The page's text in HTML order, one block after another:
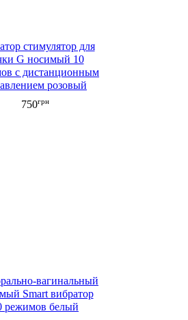
стимулятор для
G носимый 10
с дистанционным
розовый
750грн
вагинальный
Smart вибратор
режимов белый